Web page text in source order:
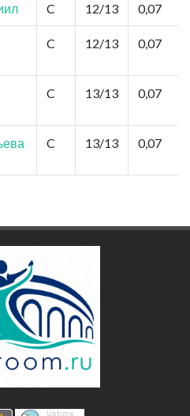
C 12/13 0,07
C 12/13 0,07
C 13/13 0,07
C 13/13 0,07